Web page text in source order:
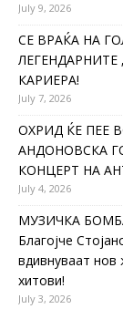
July 9, 2026
СЕ ВРАЌА НА
ЛЕГЕНДАРНИТЕ
КАРИЕРА!
July 7, 2026
ОХРИД ЌЕ ПЕЕ
АНДОНОВСКА
КОНЦЕРТ НА
July 4, 2026
МУЗИЧКА
Благојче
вдивнуваат нов
хитови!
July 3, 2026